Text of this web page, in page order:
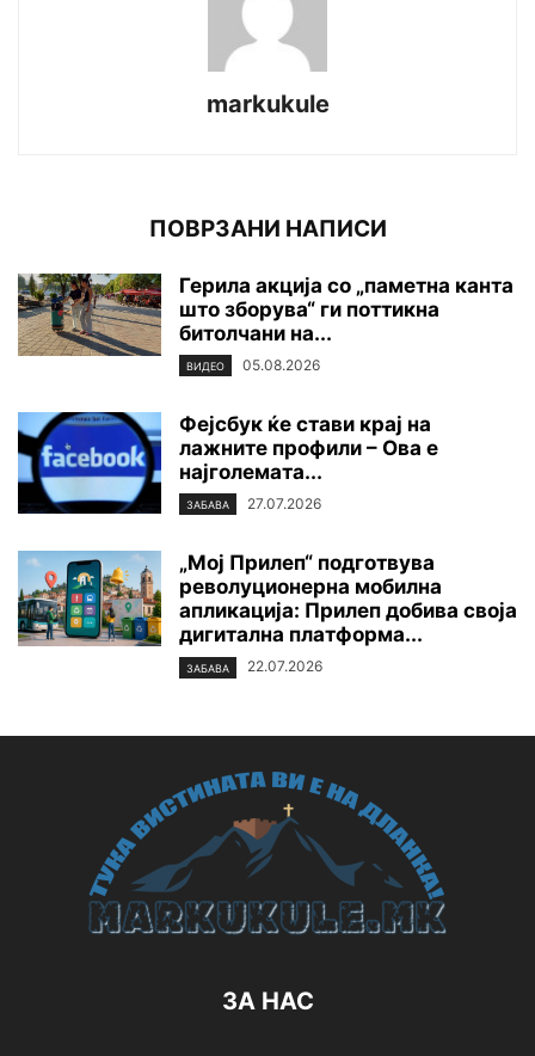
markukule
ПОВРЗАНИ НАПИСИ
Герила акција со „паметна канта
што зборува“ ги поттикна
битолчани на...
ВИДЕО 05.08.2026
Фејсбук ќе стави крај на
лажните профили – Ова е
најголемата...
ЗАБАВА 27.07.2026
„Мој Прилеп“ подготвува
револуционерна мобилна
апликација: Прилеп добива своја
дигитална платформа...
ЗАБАВА 22.07.2026
ЗА НАС